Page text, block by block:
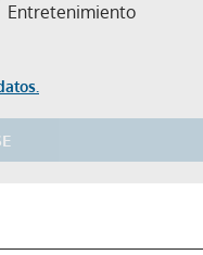
Entretenimiento
boletín.